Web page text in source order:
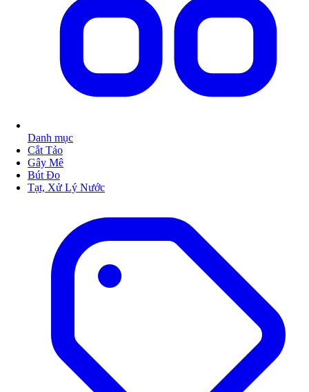
Danh mục
Cắt Tảo
Gây Mê
Bút Đo
Tạt, Xử Lý Nước